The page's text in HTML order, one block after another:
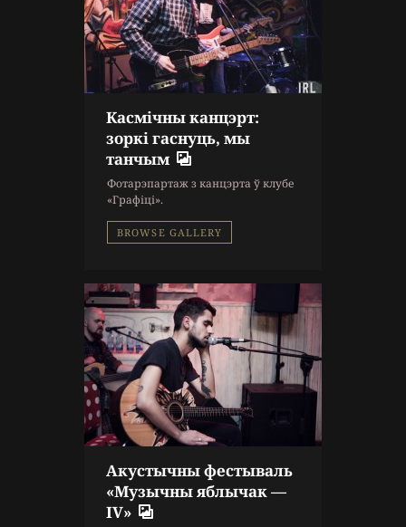
Касмічны канцэрт:
зоркі гаснуць, мы
танчым
Фотарэпартаж з канцэрта ў клубе
«Графіці».
BROWSE GALLERY
10 г. назад
Репортаж
Акустычны фестываль
«Музычны яблычак —
IV»
10 г. назад
Репортаж